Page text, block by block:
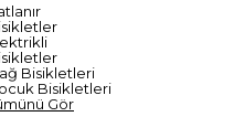
Bisikletleri
Bisikletleri
Gör